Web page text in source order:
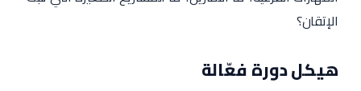
الإتقان؟
هيكل دورة فعّالة